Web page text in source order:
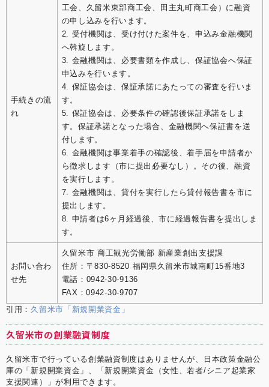
手続きの流
れ
工会、久留米東部商工会、田主丸町商工会）に融資
の申し込みを行います。
2. 受付機関は、受け付けた案件を、申込み金融機関
へ斡旋します。
3. 金融機関は、必要書類を作成し、保証協会へ保証
申込みを行います。
4. 保証協会は、保証承諾にあたっての審査を行いま
す。
5. 保証協会は、必要条件の確認後保証承諾をしま
す。保証承諾となった場合、金融機関へ保証書を送
付します。
6. 金融機関は事業着手の確認後、着手届を申請者か
ら徴求します（市に提出必要なし）。その後、融資
を実行します。
7. 金融機関は、貸付を実行したら貸付報告書を市に
提出します。
8. 申請者は6ヶ月経過後、市に経過報告書を提出しま
す。
お問い合わ
せ先
久留米市 商工観光労働部 新産業創出支援課
住所：〒830-8520 福岡県久留米市城南町15番地3
電話：0942-30-9136
FAX：0942-30-9707
引用： 久留米市「新規開業資金」
久留米市の創業融資制度
久留米市で行っている創業融資制度はありませんが、日本政策金融公
庫の「新規開業資金」、「新規開業資金（女性、若者/シニア起業家
支援関連）」が利用できます。